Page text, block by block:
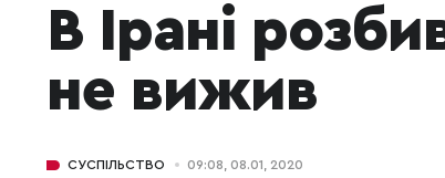
В Ірані
не вижив
СУСПІЛЬСТВО 09:08, 08.01, 2020